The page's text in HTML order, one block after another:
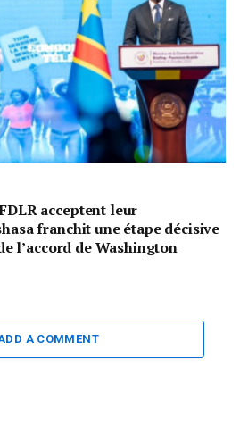
acceptent leur
franchit une étape décisive
l’accord de Washington
A COMMENT